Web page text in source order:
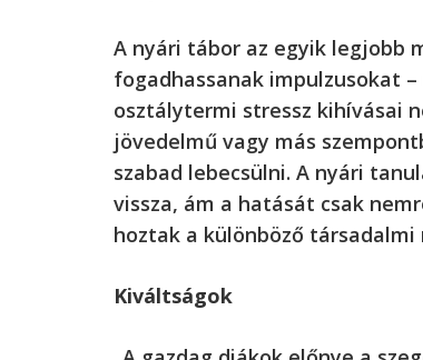
A nyári tábor az egyik legjobb
fogadhassanak impulzusokat
osztálytermi stressz kihívásai
jövedelmű vagy más
szabad lebecsülni. A nyári
vissza, ám a hatását csak
hoztak a különböző
Kiváltságok